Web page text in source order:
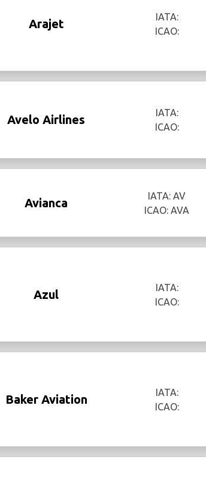
Arajet
IATA:
ICAO:
Avelo Airlines
IATA:
ICAO:
Avianca
IATA: AV
ICAO: AVA
Azul
IATA:
ICAO:
Baker Aviation
IATA:
ICAO: